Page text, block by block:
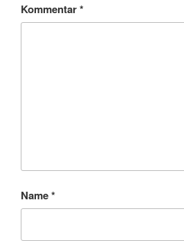
Kommentar*
Name*